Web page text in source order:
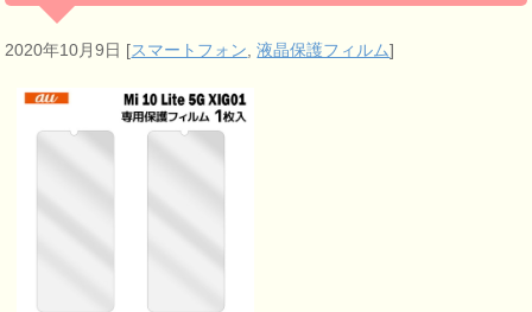
2020年10月9日 [スマートフォン,液晶保護フィルム]